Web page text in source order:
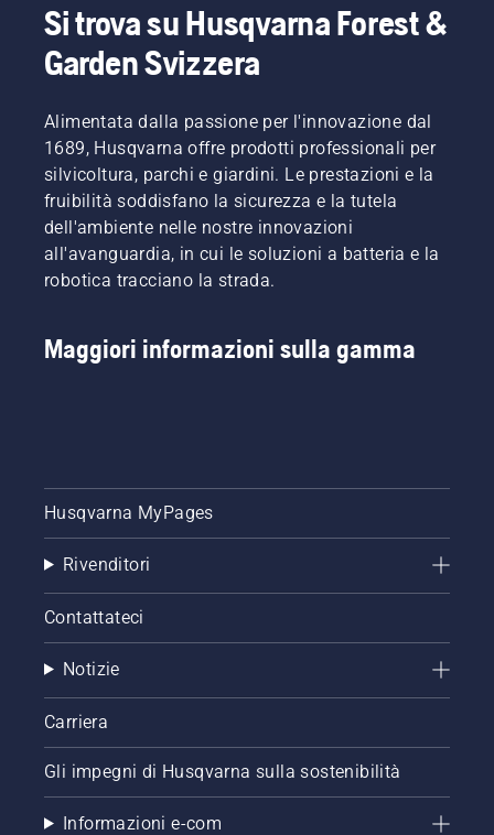
Si trova su Husqvarna Forest &
Garden Svizzera
Alimentata dalla passione per l'innovazione dal
1689, Husqvarna offre prodotti professionali per
silvicoltura, parchi e giardini. Le prestazioni e la
fruibilità soddisfano la sicurezza e la tutela
dell'ambiente nelle nostre innovazioni
all'avanguardia, in cui le soluzioni a batteria e la
robotica tracciano la strada.
Maggiori informazioni sulla gamma
Husqvarna MyPages
Rivenditori
Contattateci
Notizie
Carriera
Gli impegni di Husqvarna sulla sostenibilità
Informazioni e-com